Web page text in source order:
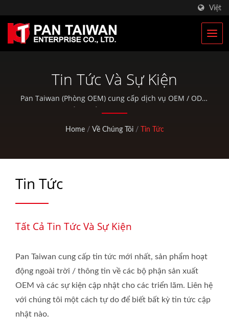
Việt
Tin Tức Và Sự Kiện
Pan Taiwan (Phòng OEM) cung cấp dịch vụ OEM / ODM
và giải pháp tổng thể cho các bộ phận xe đạp và sản
phẩm ngoài trời, và chúng tôi cũng cung cấp các sản
phẩm có sẵn với chất lượng xuất sắc.
Home / Về Chúng Tôi / Tin Tức
Tin Tức
Tất Cả Tin Tức Và Sự Kiện
Pan Taiwan cung cấp tin tức mới nhất, sản phẩm hoạt
động ngoài trời / thông tin về các bộ phận sản xuất
OEM và các sự kiện cập nhật cho các triển lãm. Liên hệ
với chúng tôi một cách tự do để biết bất kỳ tin tức cập
nhật nào.